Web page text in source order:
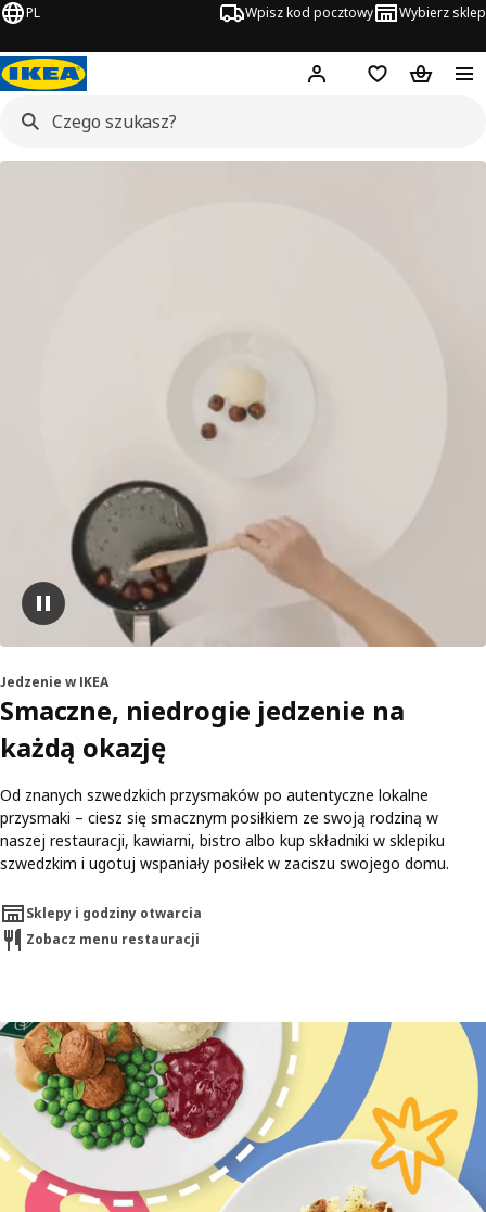
PL Wpisz kod pocztowy Wybierz sklep
Hej! Zaloguj się
Lista zakupowa
Koszyk
pause
Jedzenie w IKEA
Smaczne, niedrogie jedzenie na
każdą okazję
Od znanych szwedzkich przysmaków po autentyczne lokalne
przysmaki – ciesz się smacznym posiłkiem ze swoją rodziną w
naszej restauracji, kawiarni, bistro albo kup składniki w sklepiku
szwedzkim i ugotuj wspaniały posiłek w zaciszu swojego domu.
Sklepy i godziny otwarcia
Zobacz menu restauracji